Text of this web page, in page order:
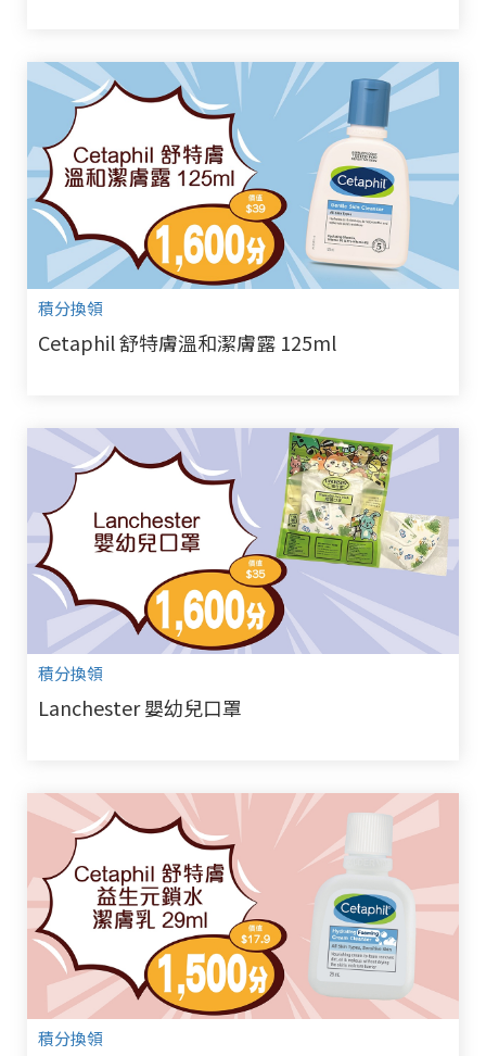
積分換領
Cetaphil 舒特膚溫和潔膚露 125ml
積分換領
Lanchester 嬰幼兒口罩
積分換領